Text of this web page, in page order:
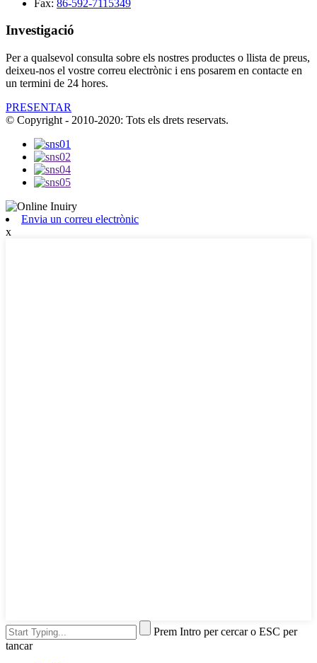
Fax: 86-592-7115349
Investigació
Per a qualsevol consulta sobre els nostres productes o llista de preus,
deixeu-nos el vostre correu electrònic i ens posarem en contacte en
un termini de 24 hores.
PRESENTAR
© Copyright - 2010-2020: Tots els drets reservats.
Envia un correu electrònic
x
Prem Intro per cercar o ESC per
tancar